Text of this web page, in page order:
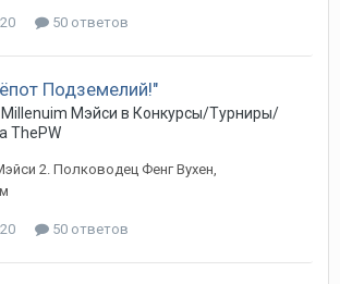
50 ответов
Подземелий!"
Millenuim Мэйси в Конкурсы/Турниры/
ThePW
2. Полководец Фенг Вухен,
50 ответов